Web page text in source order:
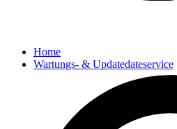
Home
Wartungs- & Updatedateservice